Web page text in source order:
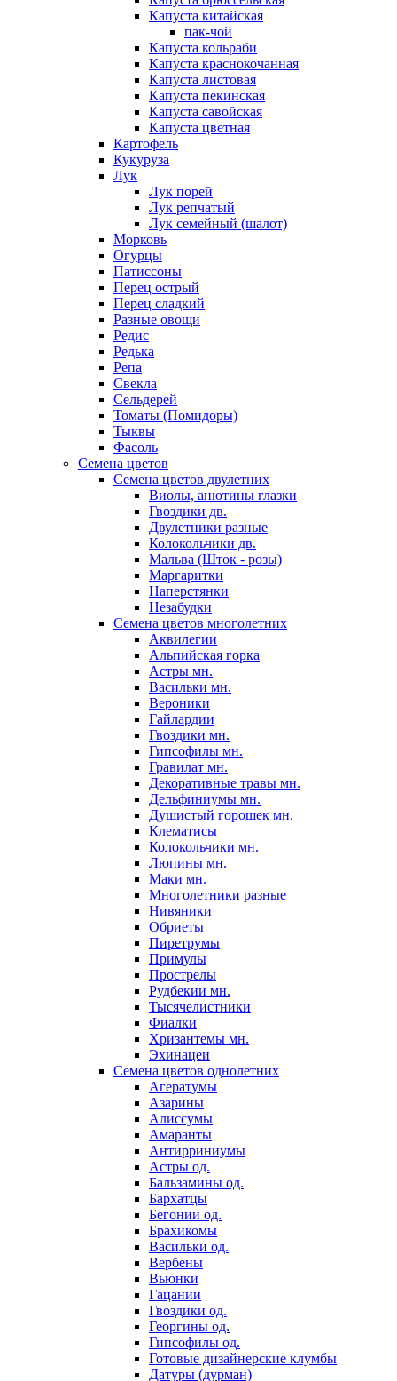
Капуста китайская
пак-чой
Капуста кольраби
Капуста краснокочанная
Капуста листовая
Капуста пекинская
Капуста савойская
Капуста цветная
Картофель
Кукуруза
Лук
Лук порей
Лук репчатый
Лук семейный (шалот)
Морковь
Огурцы
Патиссоны
Перец острый
Перец сладкий
Разные овощи
Редис
Редька
Репа
Свекла
Сельдерей
Томаты (Помидоры)
Тыквы
Фасоль
Семена цветов
Семена цветов двулетних
Виолы, анютины глазки
Гвоздики дв.
Двулетники разные
Колокольчики дв.
Мальва (Шток - розы)
Маргаритки
Наперстянки
Незабудки
Семена цветов многолетних
Аквилегии
Альпийская горка
Астры мн.
Васильки мн.
Вероники
Гайлардии
Гвоздики мн.
Гипсофилы мн.
Гравилат мн.
Декоративные травы мн.
Дельфиниумы мн.
Душистый горошек мн.
Клематисы
Колокольчики мн.
Люпины мн.
Маки мн.
Многолетники разные
Нивяники
Обриеты
Пиретрумы
Примулы
Прострелы
Рудбекии мн.
Тысячелистники
Фиалки
Хризантемы мн.
Эхинацеи
Семена цветов однолетних
Агератумы
Азарины
Алиссумы
Амаранты
Антирриниумы
Астры од.
Бальзамины од.
Бархатцы
Бегонии од.
Брахикомы
Васильки од.
Вербены
Вьюнки
Гацании
Гвоздики од.
Георгины од.
Гипсофилы од.
Готовые дизайнерские клумбы
Датуры (дурман)